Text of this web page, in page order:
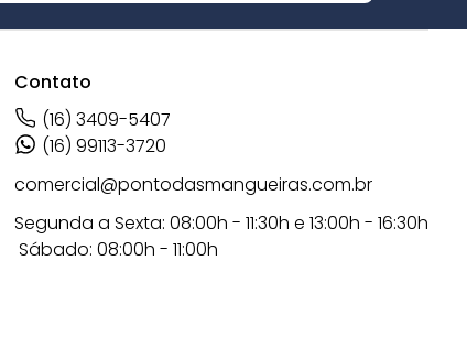
Contato
(16) 3409-5407
(16) 99113-3720
comercial@pontodasmangueiras.com.br
Segunda a Sexta: 08:00h - 11:30h e 13:00h - 16:30h
Sábado: 08:00h - 11:00h